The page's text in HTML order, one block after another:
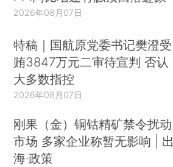
2026年08月07日
特稿｜国航原党委书记樊澄受
贿3847万元二审待宣判 否认
大多数指控
2026年08月07日
刚果（金）铜钴精矿禁令扰动
市场 多家企业称暂无影响 | 出
海·政策